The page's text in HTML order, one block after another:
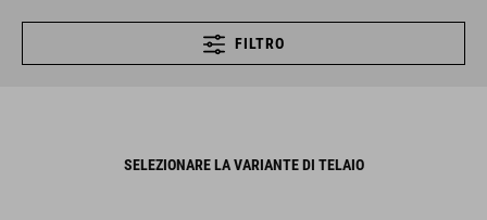
FILTRO
SELEZIONARE LA VARIANTE DI TELAIO